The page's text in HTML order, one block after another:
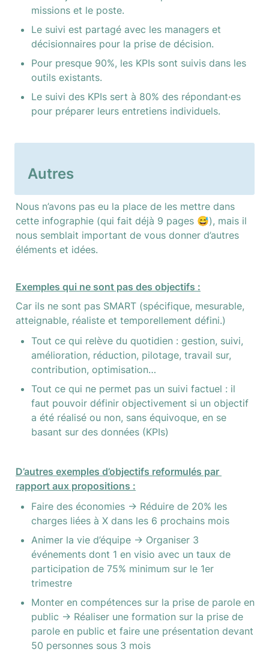
missions et le poste.
Le suivi est partagé avec les managers et
décisionnaires pour la prise de décision.
Pour presque 90%, les KPIs sont suivis dans les
outils existants.
Le suivi des KPIs sert à 80% des répondant·es
pour préparer leurs entretiens individuels.
Autres
Nous n’avons pas eu la place de les mettre dans
cette infographie (qui fait déjà 9 pages 😅), mais il
nous semblait important de vous donner d’autres
éléments et idées.
Exemples qui ne sont pas des objectifs :
Car ils ne sont pas SMART (spécifique, mesurable,
atteignable, réaliste et temporellement défini.)
Tout ce qui relève du quotidien : gestion, suivi,
amélioration, réduction, pilotage, travail sur,
contribution, optimisation…
Tout ce qui ne permet pas un suivi factuel : il
faut pouvoir définir objectivement si un objectif
a été réalisé ou non, sans équivoque, en se
basant sur des données (KPIs)
D’autres exemples d’objectifs reformulés par
rapport aux propositions :
Faire des économies → Réduire de 20% les
charges liées à X dans les 6 prochains mois
Animer la vie d’équipe → Organiser 3
événements dont 1 en visio avec un taux de
participation de 75% minimum sur le 1er
trimestre
Monter en compétences sur la prise de parole en
public → Réaliser une formation sur la prise de
parole en public et faire une présentation devant
50 personnes sous 3 mois